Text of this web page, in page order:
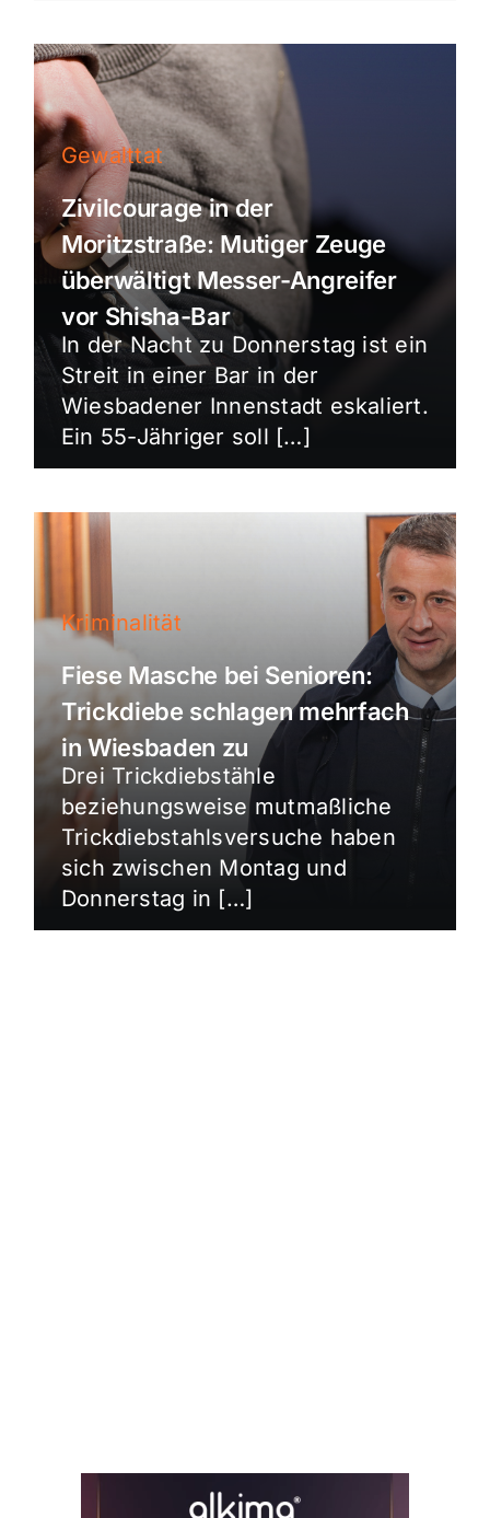
Gewalttat
Zivilcourage in der
Moritzstraße: Mutiger Zeuge
überwältigt Messer-Angreifer
vor Shisha-Bar
In der Nacht zu Donnerstag ist ein
Streit in einer Bar in der
Wiesbadener Innenstadt eskaliert.
Ein 55-Jähriger soll […]
Kriminalität
Fiese Masche bei Senioren:
Trickdiebe schlagen mehrfach
in Wiesbaden zu
Drei Trickdiebstähle
beziehungsweise mutmaßliche
Trickdiebstahlsversuche haben
sich zwischen Montag und
Donnerstag in […]